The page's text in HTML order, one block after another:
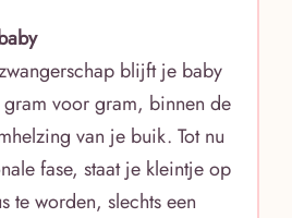
blijft je baby
voor gram, binnen de
van je buik. Tot nu
fase, staat je kleintje op
te worden, slechts een